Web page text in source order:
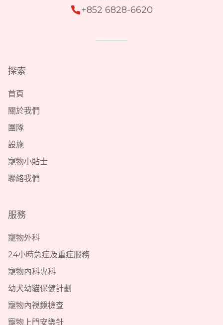
+852 6828-6620
探索
首頁
關於我們
團隊
設施
寵物小貼士
聯絡我們
服務
寵物外科
24小時急症及重症服務
寵物內科專科
幼犬幼貓保健計劃
寵物內視鏡檢查
寵物上門安樂針